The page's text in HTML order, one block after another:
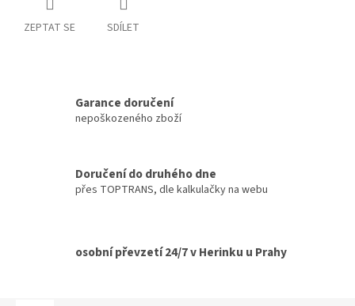
ZEPTAT SE SDÍLET
Garance doručení
nepoškozeného zboží
Doručení do druhého dne
přes TOPTRANS, dle kalkulačky na webu
osobní převzetí 24/7 v Herinku u Prahy